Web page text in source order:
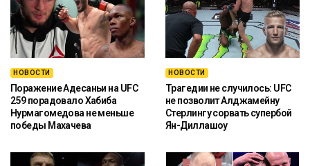
НОВОСТИ
Поражение Адесаньи на UFC
259 порадовало Хабиба
Нурмагомедова не меньше
победы Махачева
НОВОСТИ
Трагедии не случилось: UFC
не позволит Алджамейну
Стерлингу сорвать супербой
Ян-Диллашоу